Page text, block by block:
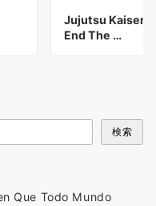
Jujutsu Kaisen
End The …
検索
Que Todo Mundo